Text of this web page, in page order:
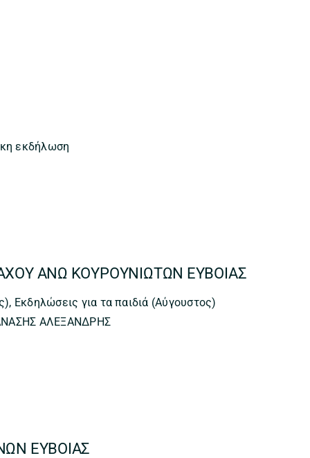
εκδήλωση
ΑΝΩ ΚΟΥΡΟΥΝΙΩΤΩΝ ΕΥΒΟΙΑΣ
Εκδηλώσεις για τα παιδιά (Αύγουστος)
ΑΛΕΞΑΝΔΡΗΣ
ΕΥΒΟΙΑΣ